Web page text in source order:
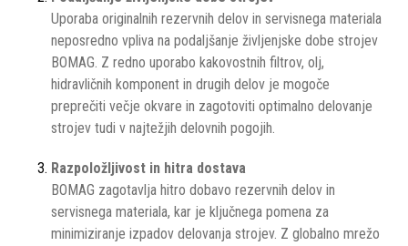
Uporaba originalnih rezervnih delov in servisnega materiala
neposredno vpliva na podaljšanje življenjske dobe strojev
BOMAG. Z redno uporabo kakovostnih filtrov, olj,
hidravličnih komponent in drugih delov je mogoče
preprečiti večje okvare in zagotoviti optimalno delovanje
strojev tudi v najtežjih delovnih pogojih.
Razpoložljivost in hitra dostava
BOMAG zagotavlja hitro dobavo rezervnih delov in
servisnega materiala, kar je ključnega pomena za
minimiziranje izpadov delovanja strojev. Z globalno mrežo